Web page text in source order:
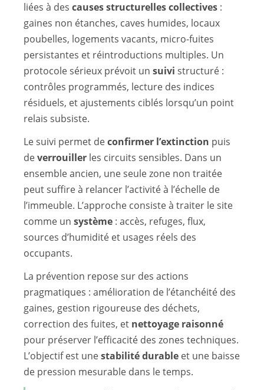
liées à des causes structurelles collectives :
gaines non étanches, caves humides, locaux
poubelles, logements vacants, micro-fuites
persistantes et réintroductions multiples. Un
protocole sérieux prévoit un suivi structuré :
contrôles programmés, lecture des indices
résiduels, et ajustements ciblés lorsqu’un point
relais subsiste.
Le suivi permet deconfirmer l’extinction puis
deverrouiller les circuits sensibles. Dans un
ensemble ancien, une seule zone non traitée
peut suffire à relancer l’activité à l’échelle de
l’immeuble. L’approche consiste à traiter le site
comme un système : accès, refuges, flux,
sources d’humidité et usages réels des
occupants.
La prévention repose sur des actions
pragmatiques : amélioration de l’étanchéité des
gaines, gestion rigoureuse des déchets,
correction des fuites, et nettoyage raisonné
pour préserver l’efficacité des zones techniques.
L’objectif est unestabilité durable et une baisse
de pression mesurable dans le temps.